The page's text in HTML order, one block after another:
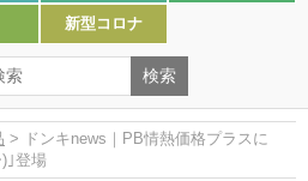
新型コロナ
> ドンキnews｜PB情熱価格プラスに
｣登場